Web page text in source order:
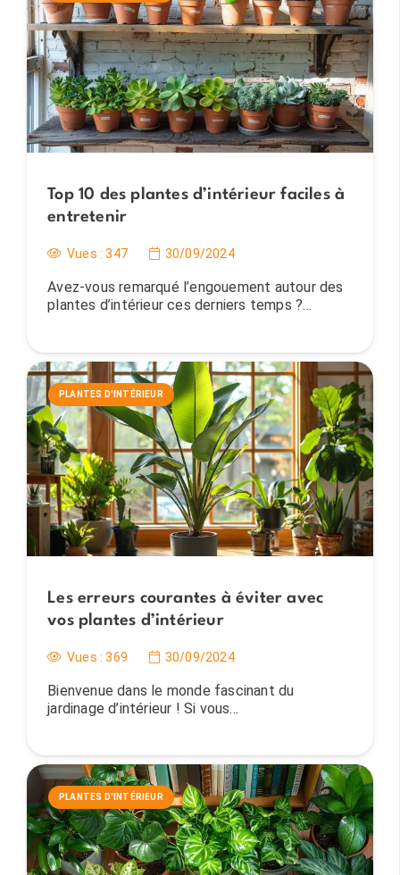
Top 10 des plantes d’intérieur faciles à
entretenir
Vues :347 30/09/2024
Avez-vous remarqué l’engouement autour des
plantes d’intérieur ces derniers temps ?…
PLANTES D'INTÉRIEUR
Les erreurs courantes à éviter avec
vos plantes d’intérieur
Vues :369 30/09/2024
Bienvenue dans le monde fascinant du
jardinage d’intérieur ! Si vous…
PLANTES D'INTÉRIEUR